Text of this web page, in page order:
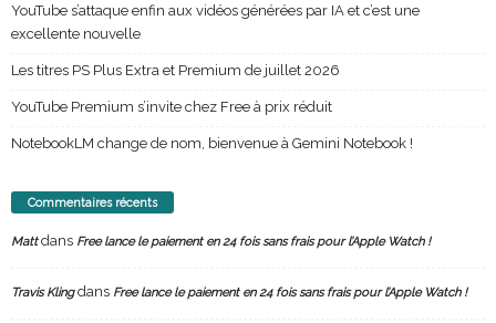
YouTube s’attaque enfin aux vidéos générées par IA et c’est une
excellente nouvelle
Les titres PS Plus Extra et Premium de juillet 2026
YouTube Premium s’invite chez Free à prix réduit
NotebookLM change de nom, bienvenue à Gemini Notebook !
Commentaires récents
Mattdans Free lance le paiement en 24 fois sans frais pour l’Apple Watch !
Travis Klingdans Free lance le paiement en 24 fois sans frais pour l’Apple Watch !